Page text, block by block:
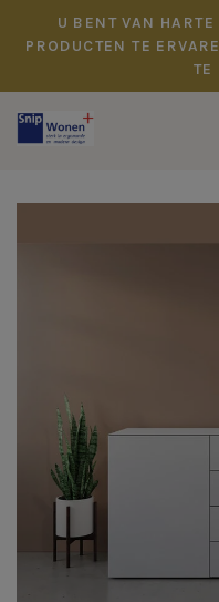
U BENT VAN
PRODUCTEN TE
TE